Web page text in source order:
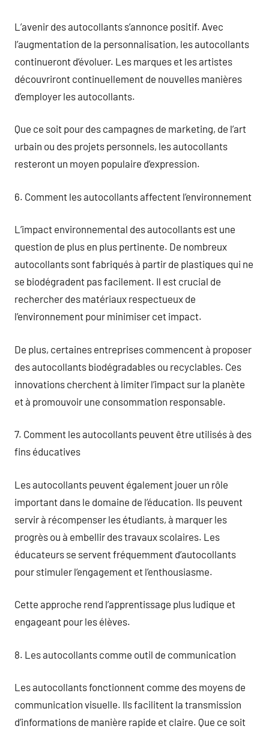
L’avenir des autocollants s’annonce positif. Avec
l’augmentation de la personnalisation, les autocollants
continueront d’évoluer. Les marques et les artistes
découvriront continuellement de nouvelles manières
d’employer les autocollants.
Que ce soit pour des campagnes de marketing, de l’art
urbain ou des projets personnels, les autocollants
resteront un moyen populaire d’expression.
6. Comment les autocollants affectent l’environnement
L’impact environnemental des autocollants est une
question de plus en plus pertinente. De nombreux
autocollants sont fabriqués à partir de plastiques qui ne
se biodégradent pas facilement. Il est crucial de
rechercher des matériaux respectueux de
l’environnement pour minimiser cet impact.
De plus, certaines entreprises commencent à proposer
des autocollants biodégradables ou recyclables. Ces
innovations cherchent à limiter l’impact sur la planète
et à promouvoir une consommation responsable.
7. Comment les autocollants peuvent être utilisés à des
fins éducatives
Les autocollants peuvent également jouer un rôle
important dans le domaine de l’éducation. Ils peuvent
servir à récompenser les étudiants, à marquer les
progrès ou à embellir des travaux scolaires. Les
éducateurs se servent fréquemment d’autocollants
pour stimuler l’engagement et l’enthousiasme.
Cette approche rend l’apprentissage plus ludique et
engageant pour les élèves.
8. Les autocollants comme outil de communication
Les autocollants fonctionnent comme des moyens de
communication visuelle. Ils facilitent la transmission
d’informations de manière rapide et claire. Que ce soit